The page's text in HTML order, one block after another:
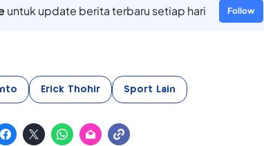
untuk update berita terbaru setiap hari Follow
Erick Thohir Sport Lain